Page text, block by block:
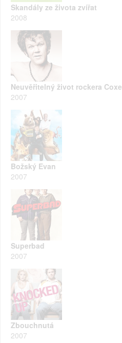
Skandály ze života zvířat
2008
Neuvěřitelný život rockera Coxe
2007
Božský Evan
2007
Superbad
2007
Zbouchnutá
2007